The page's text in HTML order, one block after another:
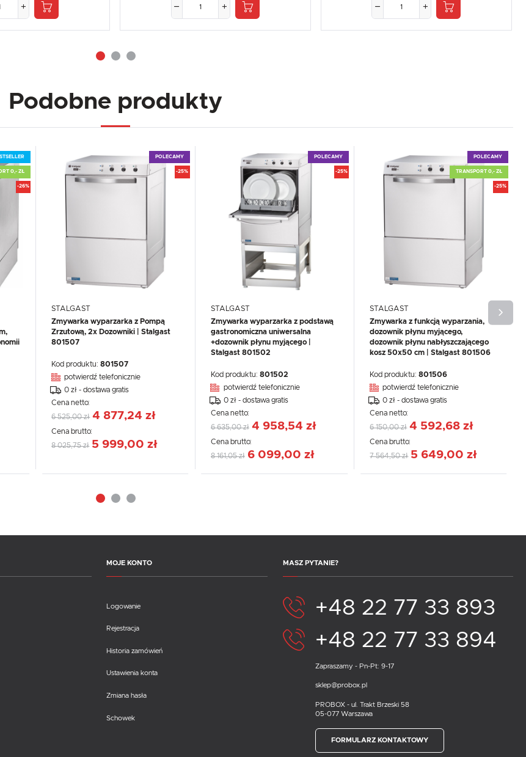
Podobne produkty
0,- ZŁ
-26%
POLECAMY
-25%
STALGAST
Zmywarka wyparzarka z Pompą
Zrzutową, 2x Dozowniki | Stalgast
801507
Kod produktu:801507
potwierdź telefonicznie
0 zł - dostawa gratis
Cena netto:
6 525,00 zł 4 877,24 zł
Cena brutto:
8 025,75 zł 5 999,00 zł
POLECAMY
-25%
STALGAST
Zmywarka wyparzarka z podstawą
gastronomiczna uniwersalna
+dozownik płynu myjącego |
Stalgast 801502
Kod produktu: 801502
potwierdź telefonicznie
0 zł - dostawa gratis
Cena netto:
6 635,00 zł 4 958,54 zł
Cena brutto:
8 161,05 zł 6 099,00 zł
POLECAMY
TRANSPORT 0,- ZŁ
-25%
STALGAST
Zmywarka z funkcją wyparzania,
dozownik płynu myjącego,
dozownik płynu nabłyszczającego
kosz 50x50 cm | Stalgast 801506
Kod produktu:801506
potwierdź telefonicznie
0 zł - dostawa gratis
Cena netto:
6 150,00 zł 4 592,68 zł
Cena brutto:
7 564,50 zł 5 649,00 zł
MOJE KONTO
Logowanie
Rejestracja
Historia zamówień
Ustawienia konta
Zmiana hasła
Schowek
MASZ PYTANIE?
+48 22 77 33 893
+48 22 77 33 894
Zapraszamy - Pn-Pt: 9-17
sklep@probox.pl
PROBOX - ul. Trakt Brzeski 58
05-077 Warszawa
FORMULARZ KONTAKTOWY